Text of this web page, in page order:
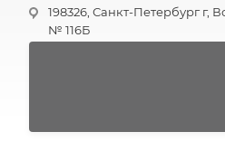
198326, Санкт-Петербург г,
№ 116Б